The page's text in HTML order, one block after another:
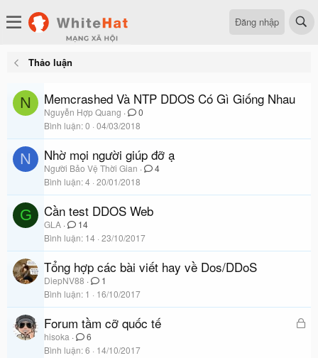
Đăng nhập
Thảo luận
N Memcrashed Và NTP DDOS Có Gì Giống Nhau
Nguyễn Hợp Quang
0
Bình luận 0 04/03/2018
N Nhờ mọi người giúp đỡ ạ
Người Bảo Vệ Thời Gian
4
Bình luận 4 20/01/2018
G Cần test DDOS Web
GLA
14
Bình luận 14 23/10/2017
Tổng hợp các bài viết hay về Dos/DDoS
DiepNV88
1
Bình luận 1 16/10/2017
Đ
Forum tầm cỡ quốc tế
hisoka
6
Bình luận 6 14/10/2017